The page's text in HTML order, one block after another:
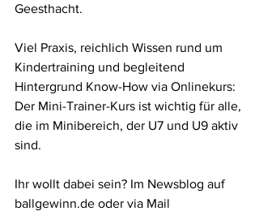
Geesthacht.
Viel Praxis, reichlich Wissen rund um
Kindertraining und begleitend
Hintergrund Know-How via Onlinekurs:
Der Mini-Trainer-Kurs ist wichtig für alle,
die im Minibereich, der U7 und U9 aktiv
sind.
Ihr wollt dabei sein? Im Newsblog auf
ballgewinn.de oder via Mail